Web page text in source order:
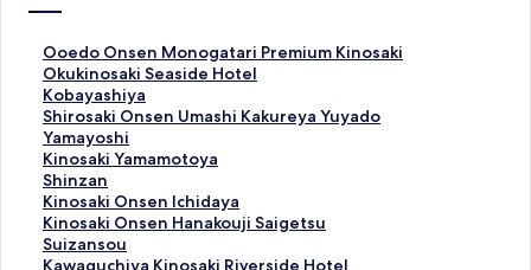
Ooedo Onsen Monogatari Premium Kinosaki
O
o
e
d
o
O
n
s
e
n
M
Okukinosaki Seaside Hotel
O
k
u
k
i
n
o
s
a
k
Kobayashiya
K
o
b
a
y
a
s
h
i
Shirosaki Onsen Umashi Kakureya Yuyado
Yamayoshi
S
h
i
r
o
s
a
k
Kinosaki Yamamotoya
K
i
n
o
s
a
Shinzan
S
h
i
n
z
Kinosaki Onsen Ichidaya
K
i
n
o
Kinosaki Onsen Hanakouji Saigetsu
K
i
n
Suizansou
S
u
Kawaguchiya Kinosaki Riverside Hotel
K